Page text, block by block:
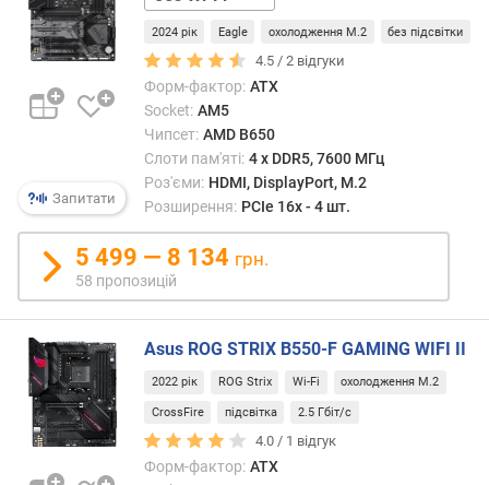
A
(
ш
.
)
.
2
р
о
з
'
м
(
ш
т
.
)
Запитати
Wi-
Fi2024 рік Eagle охолодження M.2 без підсвітки
4.5 /2 відгуки
Форм-фактор: ATX
Socket: AM5
Чипсет: AMD B650
Слоти пам'яті: 4 х DDR5, 7600 МГц
Роз'єми: HDMI, DisplayPort, M.2
Розширення: PCIe 16x - 4 шт.
5 499 — 8 134 грн.
58 пропозицій
Asus ROG STRIX B550-F GAMING WIFI II
2022 рік ROG Strix Wi-Fi охолодження M.2
CrossFire підсвітка 2.5 Гбіт/с
4.0 / 1 відгук
Форм-фактор: ATX